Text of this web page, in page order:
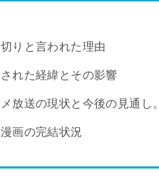
りと言われた理由
れた経緯とその影響
放送の現状と今後の見通し。
画の完結状況